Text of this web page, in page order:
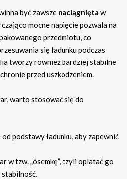
być zawsze naciągnięta w
mocne napięcie pozwala na
przedmiotu, co
się ładunku podczas
tworzy również bardziej stabilne
przed uszkodzeniem.
warto stosować się do
podstawy ładunku, aby zapewnić
w tzw. „ósemkę”, czyli oplatać go
stabilność.